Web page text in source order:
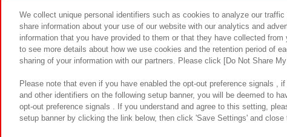
食品のご提供
We collect unique personal identifiers such as cookies to analyze our
share information about your use of our website with our analytics and
information that you have provided to them or that they have collected
to see more details about how we use cookies and the retention period of
sharing of your information with our partners. Please click [Do Not Share
Please note that even if you have enabled the opt-out preference signals ,
and other identifiers on the following setup banner, you will be deemed to
opt-out preference signals . If you understand and agree to this setting,
setup banner by clicking the link below, then click 'Save Settings' and close